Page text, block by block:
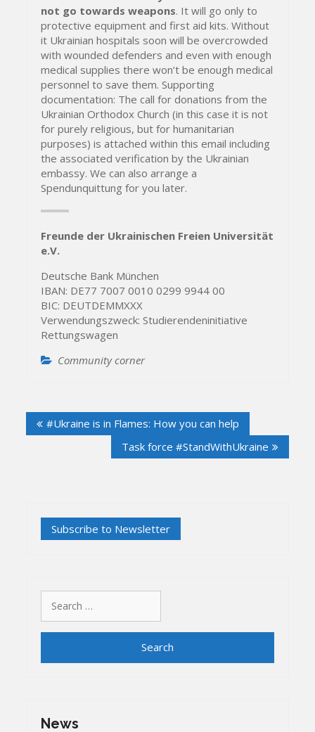
not go towards weapons. It will go only to
protective equipment and first aid kits. Without
it Ukrainian hospitals soon will be overcrowded
with wounded defenders and even with enough
medical supplies there won’t be enough medical
personnel to save them. Supporting
documentation: The call for donations from the
Ukrainian Orthodox Church (in this case it is not
for purely religious, but for humanitarian
purposes) is attached within this email including
the associated verification by the Ukrainian
embassy. We can also arrange a
Spendunquittung for you later.
Freunde der Ukrainischen Freien Universität
e.V.
Deutsche Bank München
IBAN: DE77 7007 0010 0299 9944 00
BIC: DEUTDEMMXXX
Verwendungszweck: Studierendeninitiative
Rettungswagen
Community corner
navigation
#Ukraine is in Flames: How you can help
Task force #StandWithUkraine
for:
News